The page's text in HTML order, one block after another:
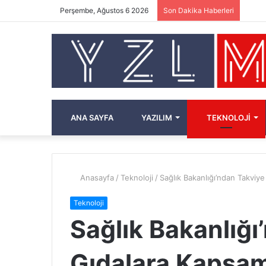
Perşembe, Ağustos 6 2026 Son Dakika Haberleri
ANA SAYFA YAZILIM TEKNOLOJI
Anasayfa / Teknoloji / Sağlık Bakanlığı’ndan
Teknoloji
Sağlık